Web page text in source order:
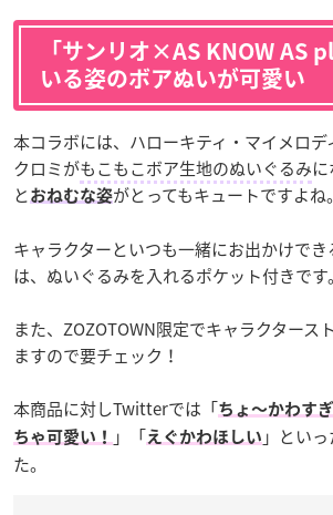
「サンリオ×AS KNOW AS
いる姿のボアぬいが可愛い
本コラボには、ハローキティ・マイメロデ
クロミがもこもこボア生地のぬいぐるみ
と おねむな姿がとってもキュートですよね。
キャラクターといつも一緒にお出かけで
は、ぬいぐるみを入れるポケット付きです。
また、ZOZOTOWN限定でキャラクタース
ますので要チェック！
本商品に対しTwitterでは「ちょ〜かわす
ちゃ可愛い！
」「えぐかわほしい 」とい
た。